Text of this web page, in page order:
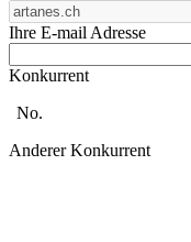
Ihre E-mail Adresse
Konkurrent
No.
Anderer Konkurrent